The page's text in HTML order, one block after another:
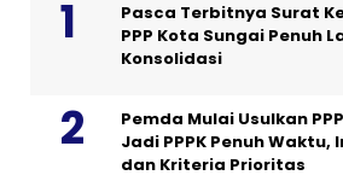
Pasca Terbitnya Surat
PPP Kota Sungai Penuh
Konsolidasi
Pemda Mulai Usulkan
Jadi PPPK Penuh Waktu,
dan Kriteria Prioritas